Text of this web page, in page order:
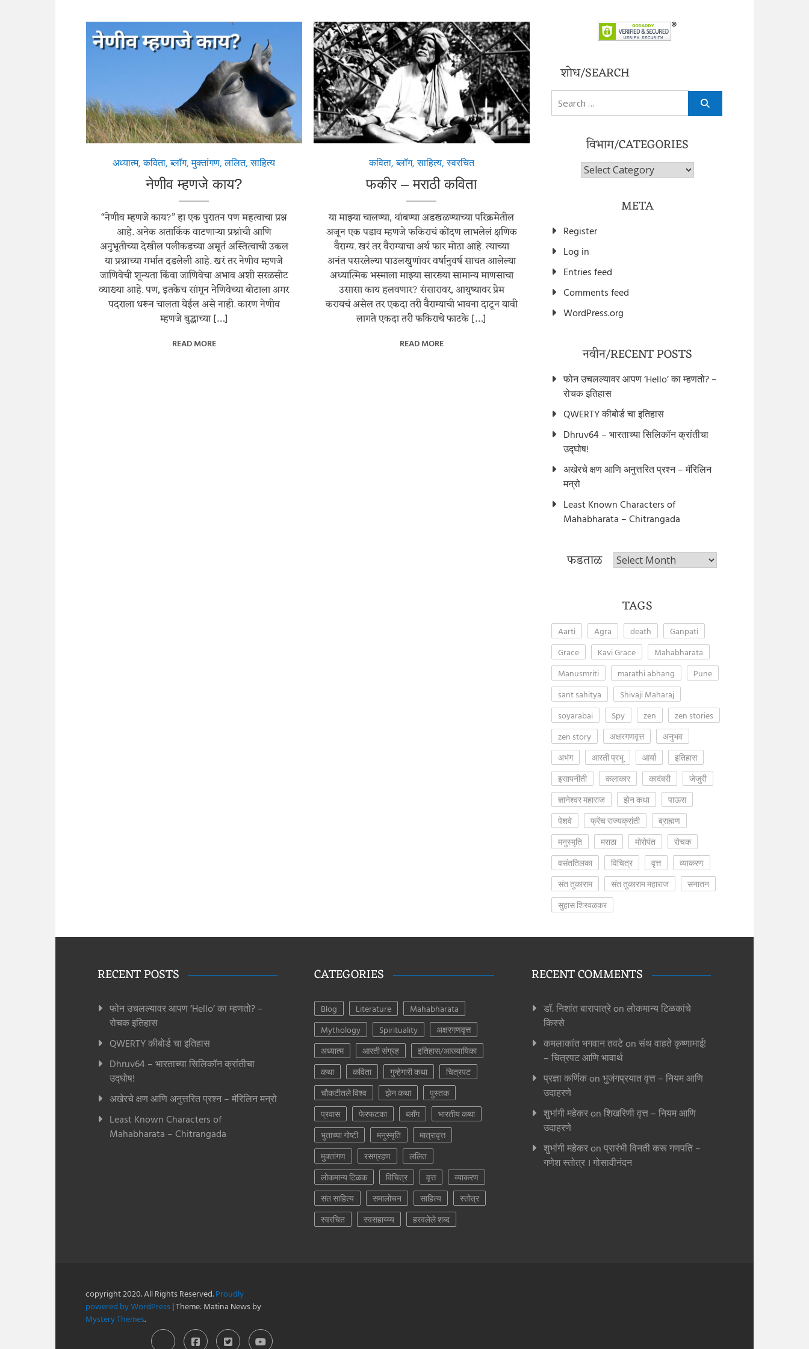
अध्यात्म,कविता,ब्लॉग,मुक्तांगण,ललित,साहित्य
नेणीव म्हणजे काय?
“नेणीव म्हणजे काय?” हा एक पुरातन पण महत्वाचा प्रश्न
आहे. अनेक अतार्किक वाटणाऱ्या प्रश्नांची आणि
अनुभूतीच्या देखील पलीकडच्या अमूर्त अस्तित्वाची उकल
या प्रश्नाच्या गर्भात दडलेली आहे. खरं तर नेणीव म्हणजे
जाणिवेची शून्यता किंवा जाणिवेचा अभाव अशी सरळसोट
व्याख्या आहे. पण, इतकेच सांगून नेणिवेच्या बोटाला अगर
पदराला धरून चालता येईल असे नाही. कारण नेणीव
म्हणजे बुद्धाच्या […]
READ MORE
कविता,ब्लॉग,साहित्य,स्वरचित
फकीर – मराठी कविता
या माझ्या चालण्या, थांबण्या अडखळण्याच्या परिक्रमेतील
अजून एक पडाव म्हणजे फकिराचं कोंदण लाभलेलं क्षणिक
वैराग्य. खरं तर वैराग्याचा अर्थ फार मोठा आहे. त्याच्या
अनंत पसरलेल्या पाउलखुणांवर वर्षानुवर्ष साचत आलेल्या
अध्यात्मिक भस्माला माझ्या सारख्या सामान्य माणसाचा
उसासा काय हलवणार? संसारावर, आयुष्यावर प्रेम
करायचं असेल तर एकदा तरी वैराग्याची भावना दाटून यावी
लागते एकदा तरी फकिराचे फाटके […]
READ MORE
शोध/SEARCH
Search
for:
विभाग/CATEGORIES
विभाग/Categories
META
Register
Log in
Entries feed
Comments feed
WordPress.org
नवीन/RECENT POSTS
फोन उचलल्यावर आपण ‘Hello’ का म्हणतो? –
रोचक इतिहास
QWERTY कीबोर्ड चा इतिहास
Dhruv64 – भारताच्या सिलिकॉन क्रांतीचा
उद्घोष!
अखेरचे क्षण आणि अनुत्तरित प्रश्न – मॅरिलिन
मन्रो
Least Known Characters of
Mahabharata – Chitrangada
फडताळ फडताळ
TAGS
Aarti Agra death
Ganpati
Grace
Kavi Grace
Mahabharata
Manusmriti
marathi abhang
Pune
sant sahitya
Shivaji Maharaj
soyarabai
Spy zen
zen stories
zen story
अक्षरगणवृत्त
अनुभव
अभंग
आरती प्रभू आर्या
इतिहास
इसापनीती
कलाकार कादंबरी
जेजुरी
ज्ञानेश्वर महाराज
झेन कथा
पाऊस
पेशवे
फ्रेंच राज्यक्रांती
ब्राह्मण
मनुस्मृति
मराठा मोरोपंत
रोचक
वसंततिलका
विचित्र वृत्त
व्याकरण
संत तुकाराम
संत तुकाराम महाराज
सनातन
सुहास शिरवळकर
RECENT POSTS
फोन उचलल्यावर आपण ‘Hello’ का म्हणतो? –
रोचक इतिहास
QWERTY कीबोर्ड चा इतिहास
Dhruv64 – भारताच्या सिलिकॉन क्रांतीचा
उद्घोष!
अखेरचे क्षण आणि अनुत्तरित प्रश्न – मॅरिलिन मन्रो
Least Known Characters of
Mahabharata – Chitrangada
CATEGORIES
Blog Literature
Mahabharata
Mythology
Spirituality
अक्षरगणवृत्त
अध्यात्म
आरती संग्रह
इतिहास/आख्यायिका
कथा
कविता गुन्हेगारी कथा
चित्रपट
चौकटीतले विश्व
झेन कथा
पुस्तक
प्रवास
फेरफटका ब्लॉग
भारतीय कथा
भुताच्या गोष्टी
मनुस्मृति
मात्रावृत्त
मुक्तांगण
रसग्रहण
ललित
लोकमान्य टिळक
विचित्र वृत्त
व्याकरण
संत साहित्य
समालोचन साहित्य
स्तोत्र
स्वरचित
स्वसहाय्य्य हरवलेले शब्द
RECENT COMMENTS
डॉ. निशांत बारापात्रेon लोकमान्य टिळकांचे
किस्से
कमलाकांत भगवान तवटेon संथ वाहते कृष्णामाई!
– चित्रपट आणि भावार्थ
प्रज्ञा कर्णिकon भुजंगप्रयात वृत्त – नियम आणि
उदाहरणे
शुभांगी महेकरon शिखरिणी वृत्त – नियम आणि
उदाहरणे
शुभांगी महेकरon प्रारंभी विनती करू गणपति –
गणेश स्तोत्र । गोसावीनंदन
copyright 2020. All Rights Reserved.Proudly
powered by WordPress|Theme: Matina News by
Mystery Themes.